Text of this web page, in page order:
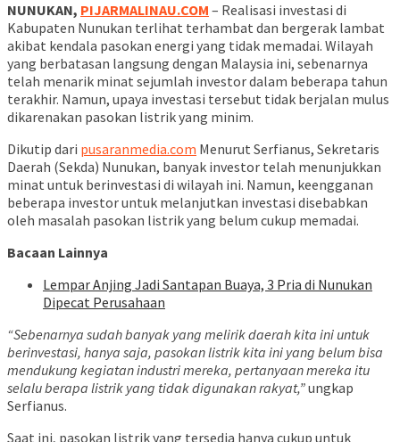
NUNUKAN, PIJARMALINAU.COM – Realisasi investasi di
Kabupaten Nunukan terlihat terhambat dan bergerak lambat
akibat kendala pasokan energi yang tidak memadai. Wilayah
yang berbatasan langsung dengan Malaysia ini, sebenarnya
telah menarik minat sejumlah investor dalam beberapa tahun
terakhir. Namun, upaya investasi tersebut tidak berjalan mulus
dikarenakan pasokan listrik yang minim.
Dikutip dari pusaranmedia.com Menurut Serfianus, Sekretaris
Daerah (Sekda) Nunukan, banyak investor telah menunjukkan
minat untuk berinvestasi di wilayah ini. Namun, keengganan
beberapa investor untuk melanjutkan investasi disebabkan
oleh masalah pasokan listrik yang belum cukup memadai.
Bacaan Lainnya
Lempar Anjing Jadi Santapan Buaya, 3 Pria di Nunukan
Dipecat Perusahaan
“Sebenarnya sudah banyak yang melirik daerah kita ini untuk
berinvestasi, hanya saja, pasokan listrik kita ini yang belum bisa
mendukung kegiatan industri mereka, pertanyaan mereka itu
selalu berapa listrik yang tidak digunakan rakyat,”ungkap
Serfianus.
Saat ini, pasokan listrik yang tersedia hanya cukup untuk